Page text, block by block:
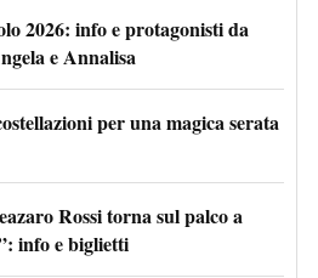
2026: info e protagonisti da
e Annalisa
per una magica serata
Rossi torna sul palco a
info e biglietti